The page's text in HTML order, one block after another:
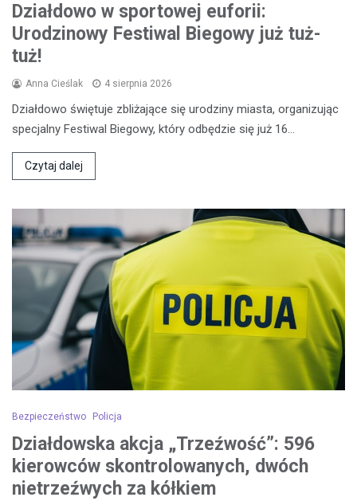
Działdowo w sportowej euforii:
Urodzinowy Festiwal Biegowy już tuż-
tuż!
Anna Cieślak 4 sierpnia 2026
Działdowo świętuje zbliżające się urodziny miasta, organizując
specjalny Festiwal Biegowy, który odbędzie się już 16…
Czytaj dalej
Bezpieczeństwo Policja
Działdowska akcja „Trzeźwość”: 596
kierowców skontrolowanych, dwóch
nietrzeźwych za kółkiem